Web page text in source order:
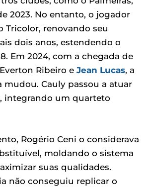
2023. No entanto, o jogador
Tricolor, renovando seu
dois anos, estendendo o
Em 2024, com a chegada de
Ribeiro e Jean Lucas, a
Cauly passou a atuar
integrando um quarteto
Rogério Ceni o considerava
moldando o sistema
suas qualidades.
não conseguiu replicar o